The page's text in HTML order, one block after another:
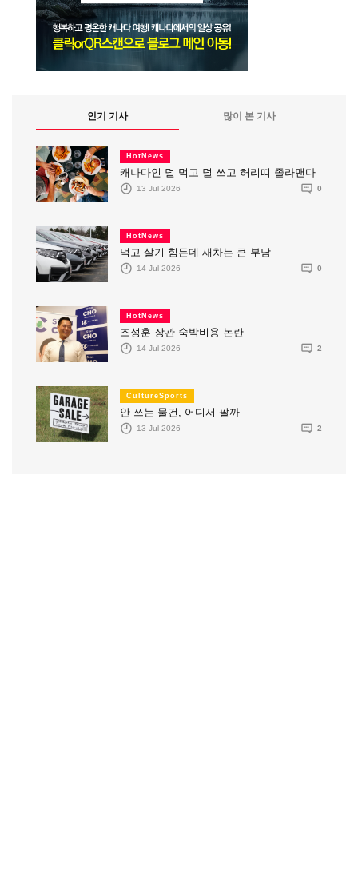
인기 기사 많이 본 기사
HotNews
캐나다인 덜 먹고 덜 쓰고 허리띠 졸라맨다
13 Jul 2026 0
HotNews
먹고 살기 힘든데 새차는 큰 부담
14 Jul 2026 0
HotNews
조성훈 장관 숙박비용 논란
14 Jul 2026 2
CultureSports
안 쓰는 물건, 어디서 팔까
13 Jul 2026 2